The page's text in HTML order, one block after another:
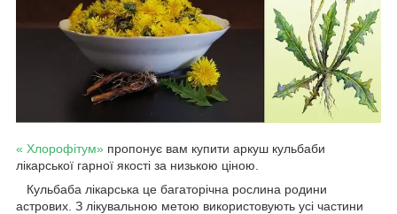
« Хлорофітум» пропонує вам купити аркуш кульбаби
лікарської гарної якості за низькою ціною.
Кульбаба лікарська це багаторічна рослина родини
астрових. З лікувальною метою використовують усі частини